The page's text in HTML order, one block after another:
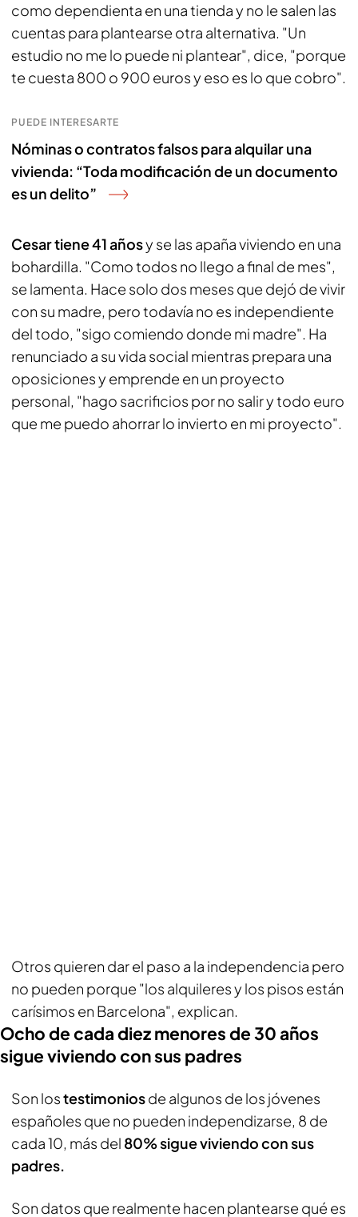
como dependienta en una tienda y no le salen las
cuentas para plantearse otra alternativa. "Un
estudio no me lo puede ni plantear", dice, "porque
te cuesta 800 o 900 euros y eso es lo que cobro".
PUEDE INTERESARTE
Nóminas o contratos falsos para alquilar una
vivienda: “Toda modificación de un documento
es un delito”
Cesar tiene 41 añosy se las apaña viviendo en una
bohardilla. "Como todos no llego a final de mes",
se lamenta. Hace solo dos meses que dejó de vivir
con su madre, pero todavía no es independiente
del todo, "sigo comiendo donde mi madre". Ha
renunciado a su vida social mientras prepara una
oposiciones y emprende en un proyecto
personal, "hago sacrificios por no salir y todo euro
que me puedo ahorrar lo invierto en mi proyecto".
Otros quieren dar el paso a la independencia pero
no pueden porque "los alquileres y los pisos están
carísimos en Barcelona", explican.
Ocho de cada diez menores de 30 años
sigue viviendo con sus padres
Son lostestimoniosde algunos de los jóvenes
españoles que no pueden independizarse, 8 de
cada 10, más del 80% sigue viviendo con sus
padres.
Son datos que realmente hacen plantearse qué es